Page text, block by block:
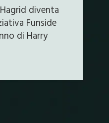
diventa
Funside
di Harry